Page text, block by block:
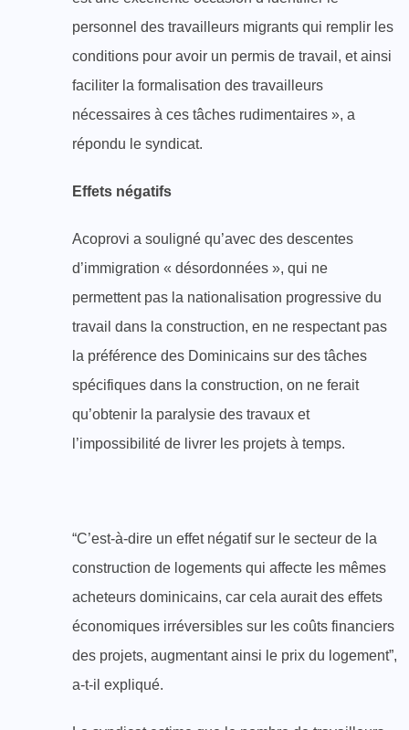
personnel des travailleurs migrants qui remplir les
conditions pour avoir un permis de travail, et ainsi
faciliter la formalisation des travailleurs
nécessaires à ces tâches rudimentaires », a
répondu le syndicat.
Effets négatifs
Acoprovi a souligné qu’avec des descentes
d’immigration « désordonnées », qui ne
permettent pas la nationalisation progressive du
travail dans la construction, en ne respectant pas
la préférence des Dominicains sur des tâches
spécifiques dans la construction, on ne ferait
qu’obtenir la paralysie des travaux et
l’impossibilité de livrer les projets à temps.
“C’est-à-dire un effet négatif sur le secteur de la
construction de logements qui affecte les mêmes
acheteurs dominicains, car cela aurait des effets
économiques irréversibles sur les coûts financiers
des projets, augmentant ainsi le prix du logement”,
a-t-il expliqué.